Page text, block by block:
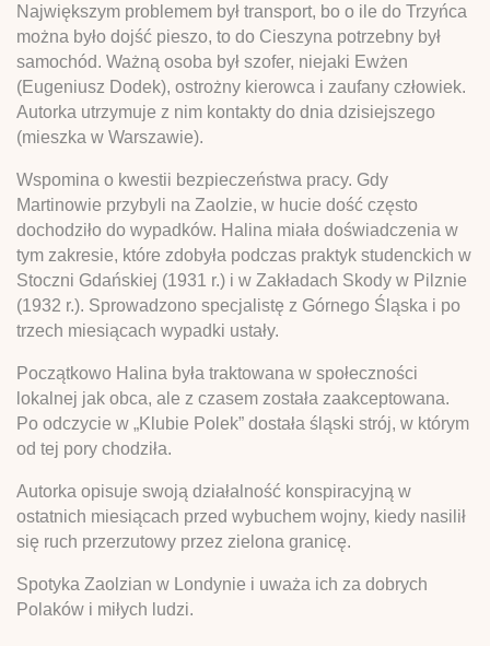
Największym problemem był transport, bo o ile do Trzyńca
można było dojść pieszo, to do Cieszyna potrzebny był
samochód. Ważną osoba był szofer, niejaki Ewżen
(Eugeniusz Dodek), ostrożny kierowca i zaufany człowiek.
Autorka utrzymuje z nim kontakty do dnia dzisiejszego
(mieszka w Warszawie).
Wspomina o kwestii bezpieczeństwa pracy. Gdy
Martinowie przybyli na Zaolzie, w hucie dość często
dochodziło do wypadków. Halina miała doświadczenia w
tym zakresie, które zdobyła podczas praktyk studenckich w
Stoczni Gdańskiej (1931 r.) i w Zakładach Skody w Pilznie
(1932 r.). Sprowadzono specjalistę z Górnego Śląska i po
trzech miesiącach wypadki ustały.
Początkowo Halina była traktowana w społeczności
lokalnej jak obca, ale z czasem została zaakceptowana.
Po odczycie w „Klubie Polek” dostała śląski strój, w którym
od tej pory chodziła.
Autorka opisuje swoją działalność konspiracyjną w
ostatnich miesiącach przed wybuchem wojny, kiedy nasilił
się ruch przerzutowy przez zielona granicę.
Spotyka Zaolzian w Londynie i uważa ich za dobrych
Polaków i miłych ludzi.